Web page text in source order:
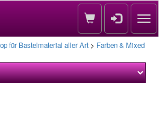
für Bastelmaterial aller Art > Farben & Mixed